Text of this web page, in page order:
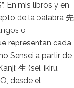
En mis libros y en
de la palabra 先
o
representan cada
Sensei a partir de
生 (sei, ikiru,
O, desde el